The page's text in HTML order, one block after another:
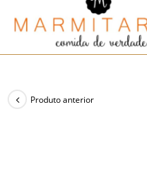
Produto anterior